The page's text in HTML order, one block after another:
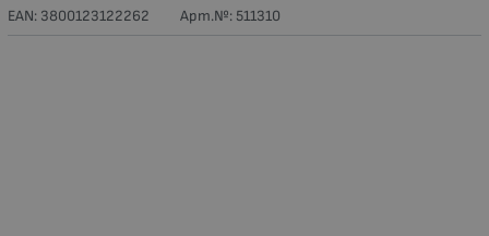
EAN: 3800123122262 Арт.№: 511310